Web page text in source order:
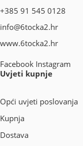
+385 91 545 0128
info@6tocka2.hr
www.6tocka2.hr
Facebook Instagram
Uvjeti kupnje
Opći uvjeti poslovanja
Kupnja
Dostava